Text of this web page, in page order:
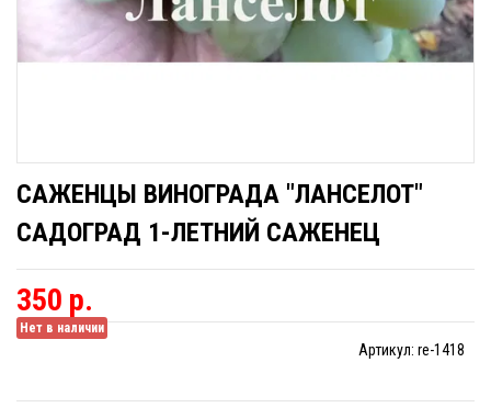
САЖЕНЦЫ ВИНОГРАДА "ЛАНСЕЛОТ"
САДОГРАД 1-ЛЕТНИЙ САЖЕНЕЦ
350 р.
Нет в наличии
Артикул: re-1418